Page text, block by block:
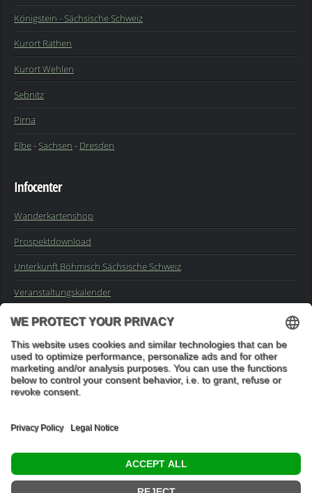
Königstein - Sächsische Schweiz
Kurort Rathen
Kurort Wehlen
Sebnitz
Pirna
Elbe-Sachsen - Dresden
Infocenter
Wanderkartenshop
Prospektdownload
Unterkunft Böhmisch Sächsische Schweiz
Veranstaltungskalender
Impressum
Buchungsanfrage
"In den Wäldern sind Dinge, über die nachzudenken man jahrelang
im Moos liegen könnte." (Franz Kafka)